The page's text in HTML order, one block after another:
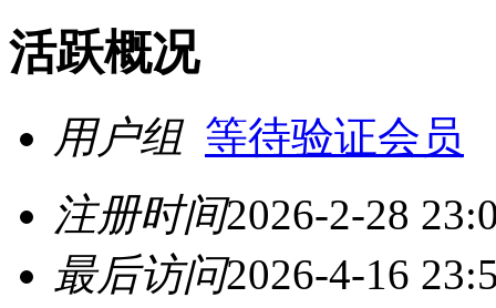
活跃概况
用户组 等待验证会员
注册时间2026-2-28
最后访问2026-4-16